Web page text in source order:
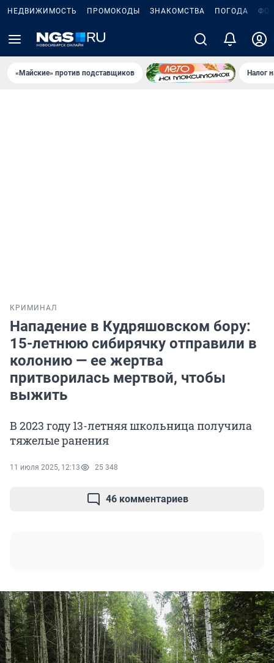
НЕДВИЖИМОСТЬ ПРОМОКОДЫ ЗНАКОМСТВА ПОГОДА
«Майские» против подставщиков Налог
КРИМИНАЛ
Нападение в Кудряшовском бору:
15-летнюю сибирячку отправили в
колонию — ее жертва
притворилась мертвой, чтобы
выжить
В 2023 году 13-летняя школьница получила
тяжелые ранения
11 июля 2025, 12:13 25 348
46 комментариев